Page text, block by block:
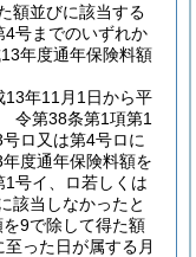
額並びに該当する
号までのいずれか
年度通年保険料額
13年11月1日から平
令第38条第1項第1
ロ又は第4号ロに
度通年保険料額を
号イ、ロ若しくは
該当しなかったと
9で除して得た額
った日が属する月